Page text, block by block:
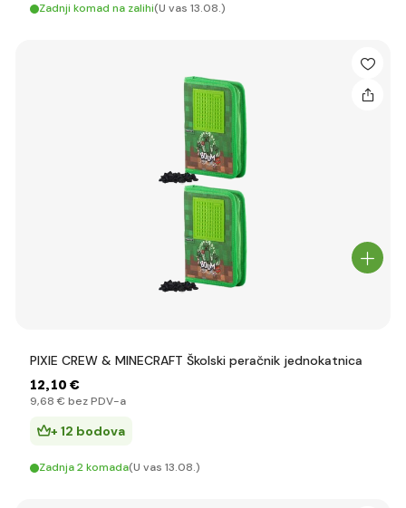
Zadnji komad na zalihi(U vas 13.08.)
PIXIE CREW & MINECRAFT Školski peračnik jednokatnica
12,10 €
9,68 € bez PDV-a
+ 12 bodova
Zadnja 2 komada(U vas 13.08.)